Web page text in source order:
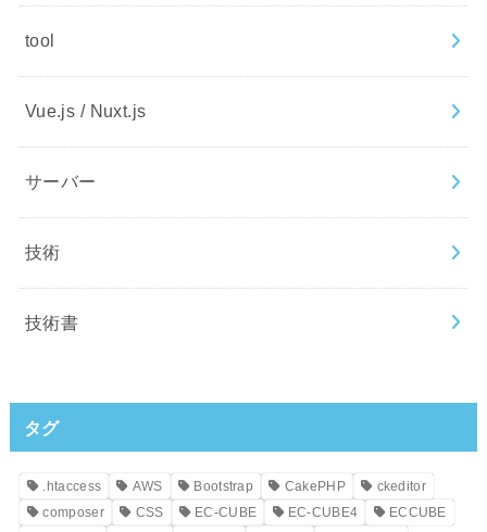
tool
Vue.js / Nuxt.js
サーバー
技術
技術書
タグ
.htaccess AWS Bootstrap CakePHP
ckeditor
composer
CSS EC-CUBE EC-CUBE4
ECCUBE